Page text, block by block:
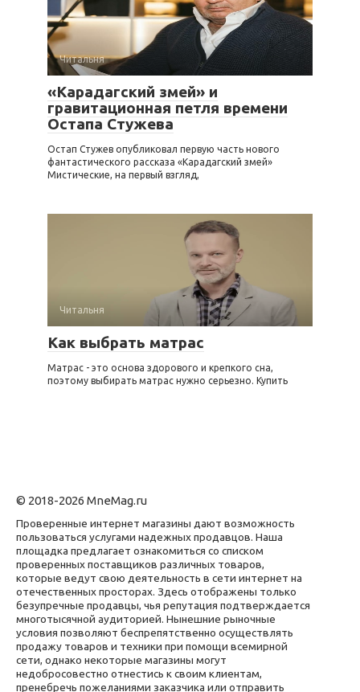
Читальня
«Карадагский змей» и
гравитационная петля времени
Остапа Стужева
Остап Стужев опубликовал первую часть нового
фантастического рассказа «Карадагский змей»
Мистические, на первый взгляд,
Читальня
Как выбрать матрас
Матрас - это основа здорового и крепкого сна,
поэтому выбирать матрас нужно серьезно. Купить
© 2018-2026 MneMag.ru
Проверенные интернет магазины дают возможность
пользоваться услугами надежных продавцов. Наша
площадка предлагает ознакомиться со списком
проверенных поставщиков различных товаров,
которые ведут свою деятельность в сети интернет на
отечественных просторах. Здесь отображены только
безупречные продавцы, чья репутация подтверждается
многотысячной аудиторией. Нынешние рыночные
условия позволяют беспрепятственно осуществлять
продажу товаров и техники при помощи всемирной
сети, однако некоторые магазины могут
недобросовестно отнестись к своим клиентам,
пренебречь пожеланиями заказчика или отправить